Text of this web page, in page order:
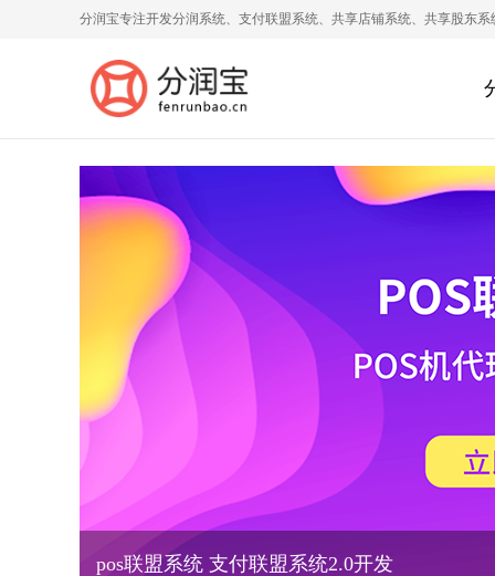
分润宝专注开发分润系统、支付联盟系统、共享店铺系统、共享股东系
pos联盟系统 支付联盟系统2.0开发